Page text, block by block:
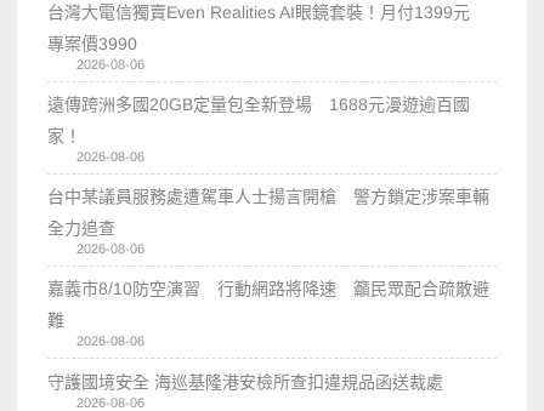
台灣大電信獨賣Even Realities AI眼鏡套裝！月付1399元
專案價3990
2026-08-06
遠傳跨洲多國20GB定量包全新登場 1688元漫遊逾百國
家！
2026-08-06
台中某議員服務處遭駕車人士揚言開槍 警方鎖定涉案車輛
全力追查
2026-08-06
嘉義市8/10防空演習 行動網路將降速 籲民眾配合疏散避
難
2026-08-06
守護國境安全 海巡基隆港安檢所查扣違規品函送裁處
2026-08-06